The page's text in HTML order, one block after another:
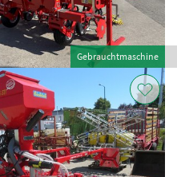
Gebrauchtmaschine